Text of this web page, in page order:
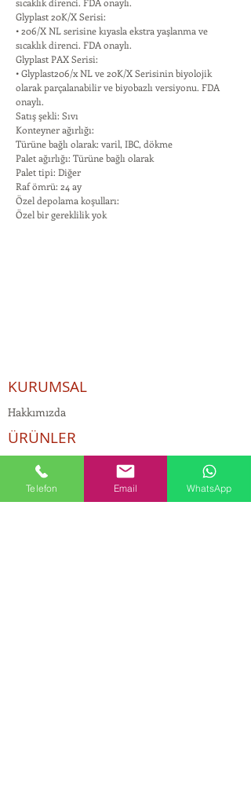
Glyplast 20K/X Serisi:
• 206/X NL serisine kıyasla ekstra yaşlanma ve
sıcaklık direnci. FDA onaylı.
Glyplast PAX Serisi:
• Glyplast206/x NL ve 20K/X Serisinin biyolojik
olarak parçalanabilir ve biyobazlı versiyonu. FDA
onaylı.
Satış şekli: Sıvı
Konteyner ağırlığı:
Türüne bağlı olarak: varil, IBC, dökme
Palet ağırlığı: Türüne bağlı olarak
Palet tipi: Diğer
Raf ömrü: 24 ay
Özel depolama koşulları:
Özel bir gereklilik yok
KURUMSAL
Hakkımızda
ÜRÜNLER
Kozmetik ve Deterjan Kimyasalları
İnsan Kaynakları
Telefon Email WhatsApp